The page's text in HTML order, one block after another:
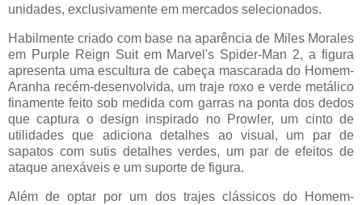
unidades, exclusivamente em mercados selecionados.
Habilmente criado com base na aparência de Miles Morales
em Purple Reign Suit em Marvel's Spider-Man 2, a figura
apresenta uma escultura de cabeça mascarada do Homem-
Aranha recém-desenvolvida, um traje roxo e verde metálico
finamente feito sob medida com garras na ponta dos dedos
que captura o design inspirado no Prowler, um cinto de
utilidades que adiciona detalhes ao visual, um par de
sapatos com sutis detalhes verdes, um par de efeitos de
ataque anexáveis ​​e um suporte de figura.
Além de optar por um dos trajes clássicos do Homem-